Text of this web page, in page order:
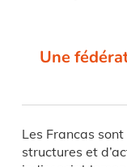
Une
Les Francas
structures et